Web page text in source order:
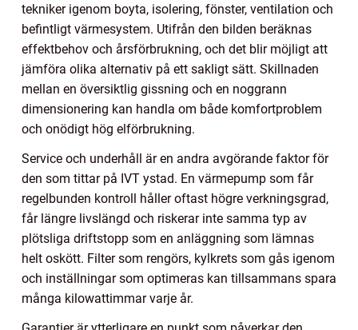
tekniker igenom boyta, isolering, fönster, ventilation och
befintligt värmesystem. Utifrån den bilden beräknas
effektbehov och årsförbrukning, och det blir möjligt att
jämföra olika alternativ på ett sakligt sätt. Skillnaden
mellan en översiktlig gissning och en noggrann
dimensionering kan handla om både komfortproblem
och onödigt hög elförbrukning.
Service och underhåll är en andra avgörande faktor för
den som tittar på IVT ystad. En värmepump som får
regelbunden kontroll håller oftast högre verkningsgrad,
får längre livslängd och riskerar inte samma typ av
plötsliga driftstopp som en anläggning som lämnas
helt oskött. Filter som rengörs, kylkrets som gås igenom
och inställningar som optimeras kan tillsammans spara
många kilowattimmar varje år.